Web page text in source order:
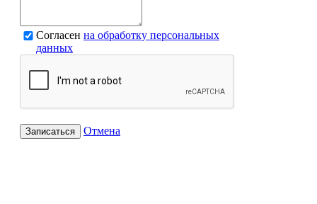
Согласен на обработку персональных
данных
Записаться Отмена